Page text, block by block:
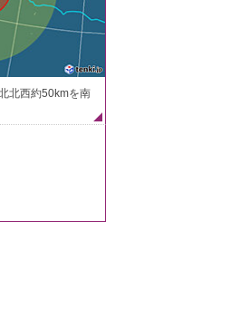
北西約50kmを南